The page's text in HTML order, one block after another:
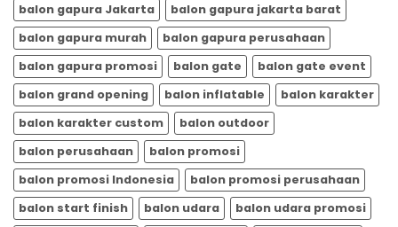
balon gapura Jakarta
balon gapura jakarta barat
balon gapura murah
balon gapura perusahaan
balon gapura promosi
balon gate
balon gate event
balon grand opening
balon inflatable
balon karakter
balon karakter custom
balon outdoor
balon perusahaan
balon promosi
balon promosi Indonesia
balon promosi perusahaan
balon start finish
balon udara
balon udara promosi